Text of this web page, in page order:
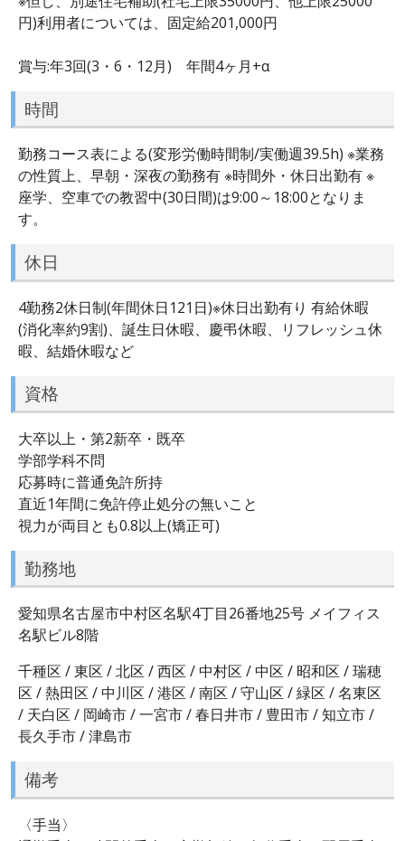
円)利用者については、固定給201,000円
賞与:年3回(3・6・12月) 年間4ヶ月+α
時間
勤務コース表による(変形労働時間制/実働週39.5h) ※業務
の性質上、早朝・深夜の勤務有 ※時間外・休日出勤有 ※
座学、空車での教習中(30日間)は9:00～18:00となりま
す。
休日
4勤務2休日制(年間休日121日)※休日出勤有り 有給休暇
(消化率約9割)、誕生日休暇、慶弔休暇、リフレッシュ休
暇、結婚休暇など
資格
大卒以上・第2新卒・既卒
学部学科不問
応募時に普通免許所持
直近1年間に免許停止処分の無いこと
視力が両目とも0.8以上(矯正可)
勤務地
愛知県名古屋市中村区名駅4丁目26番地25号 メイフィス
名駅ビル8階
千種区 / 東区 / 北区 / 西区 / 中村区 / 中区 / 昭和区 / 瑞穂
区 / 熱田区 / 中川区 / 港区 / 南区 / 守山区 / 緑区 / 名東区
/ 天白区 / 岡崎市 / 一宮市 / 春日井市 / 豊田市 / 知立市 /
長久手市 / 津島市
備考
〈手当〉